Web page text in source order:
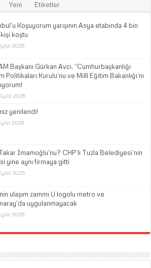
Yeni Etiketler
Koşuyorum yarışının Asya etabında 4 bin
koştu
2025
Başkanı Gürkan Avcı, “Cumhurbaşkanlığı
Politikaları Kurulu’nu ve Millî Eğitim Bakanlığı’nı
2025
yenilendi!
2025
İmamoğlu’nu? CHP’li Tuzla Belediyesi’nin
yine aynı firmaya gitti
2025
ulaşım zammı U logolu metro ve
uygulanmayacak
2025